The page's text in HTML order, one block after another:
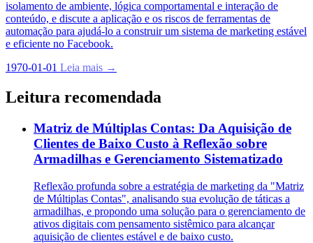
isolamento de ambiente, lógica comportamental e interação de
conteúdo, e discute a aplicação e os riscos de ferramentas de
automação para ajudá-lo a construir um sistema de marketing estável
e eficiente no Facebook.
1970-01-01 Leia mais →
Leitura recomendada
Matriz de Múltiplas Contas: Da Aquisição de
Clientes de Baixo Custo à Reflexão sobre
Armadilhas e Gerenciamento Sistematizado
Reflexão profunda sobre a estratégia de marketing da "Matriz
de Múltiplas Contas", analisando sua evolução de táticas a
armadilhas, e propondo uma solução para o gerenciamento de
ativos digitais com pensamento sistêmico para alcançar
aquisição de clientes estável e de baixo custo.